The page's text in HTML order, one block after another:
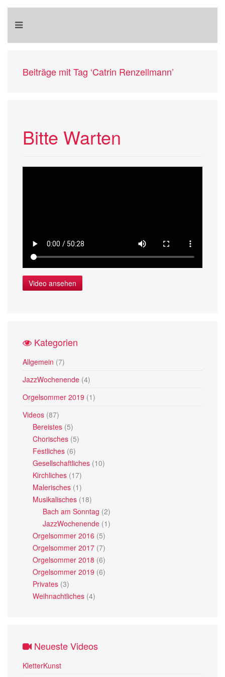
Beiträge mit Tag ‘Catrin Renzellmann’
Bitte Warten
Video ansehen
Kategorien
Allgemein (7)
JazzWochenende (4)
Orgelsommer 2019 (1)
Videos (87)
Bereistes (5)
Chorisches (5)
Festliches (6)
Gesellschaftliches (10)
Kirchliches (17)
Malerisches (1)
Musikalisches (18)
Bach am Sonntag (2)
JazzWochenende (1)
Orgelsommer 2016 (5)
Orgelsommer 2017 (7)
Orgelsommer 2018 (6)
Orgelsommer 2019 (6)
Privates (3)
Weihnachtliches (4)
Neueste Videos
KletterKunst